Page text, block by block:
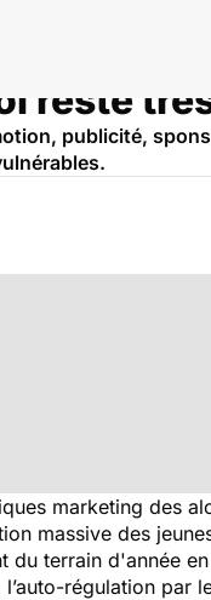
reste
publicité,
marketing des
massive des
du terrain d'année
régulation